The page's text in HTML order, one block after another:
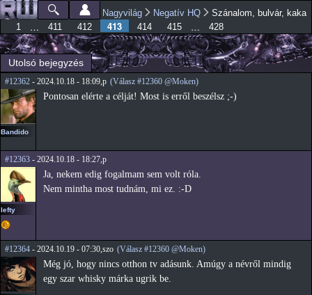
Ugrás a
tartalomra
Főmenü
Jelenlegi hely
Nagyvilág Negatív HQ
Szánalom, bulvár, kaka
1
… 411 412 413 414 415 … 428
Utolsó bejegyzés
#12362 - 2024.10.18 - 18:09,p (Válasz #12360 @Moken)
Bandido
Pontosan elérte a célját! Most is erről beszélsz ;-)
#12363 - 2024.10.18 - 18:27,p
lefty
Ja, nekem edig fogalmam sem volt róla.
Nem mintha most tudnám, mi ez. :-D
#12364 - 2024.10.19 - 07:30,szo (Válasz #12360 @Moken)
Még jó, hogy nincs otthon tv adásunk. Amúgy a névről mindig
egy szar whisky márka ugrik be.